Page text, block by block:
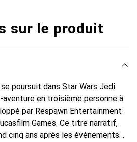
sur le produit
poursuit dans Star Wars Jedi:
aventure en troisième personne à
par Respawn Entertainment
Games. Ce titre narratif,
cinq ans après les événements